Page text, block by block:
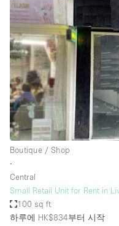
Boutique / Shop
∙
Central
Small Retail Unit for Rent in
100 sq ft
하루에 HK$834부터 시작